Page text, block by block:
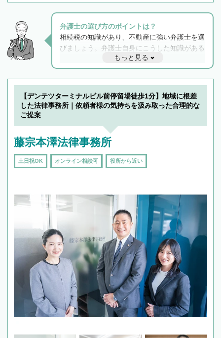
弁護士の選び方のポイントは？
相続税の知識があり、不動産に強い弁護士を選
びましょう。弁護士自身にこうした知識がある
と他士業との連携もスムーズに進み、トラブル
解決のみならず相続をトータルで任せることが
できます。また、相続は感情がからむ分野なの
でフィーリングも重要です。実際に電話や面談
で複数の弁護士と会話をしてウマが合う方に依
もっと見る
【デンテツターミナルビル前停留場徒歩1分】地域に根差
した法律事務所｜依頼者様の気持ちを汲み取った合理的な
ご提案
藤宗本澤法律事務所
土日祝OK オンライン相談可 役所から近い